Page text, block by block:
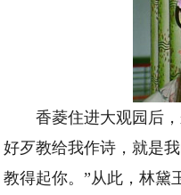
香菱住进大观园后，
好歹教给我作诗，就是
教得起你。”从此，林黛